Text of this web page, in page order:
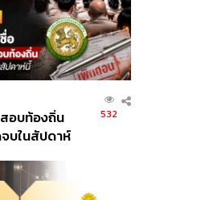
อบท้องถิ่น
บในสัปดาห์
532